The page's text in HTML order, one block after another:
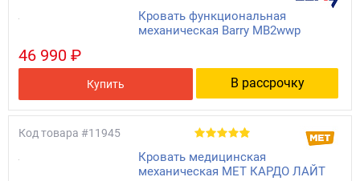
Кровать функциональная
механическая Barry MB2wwp
46 990 ₽
Купить В рассрочку
Код товара #11945
Кровать медицинская
механическая МЕТ КАРДО ЛАЙТ